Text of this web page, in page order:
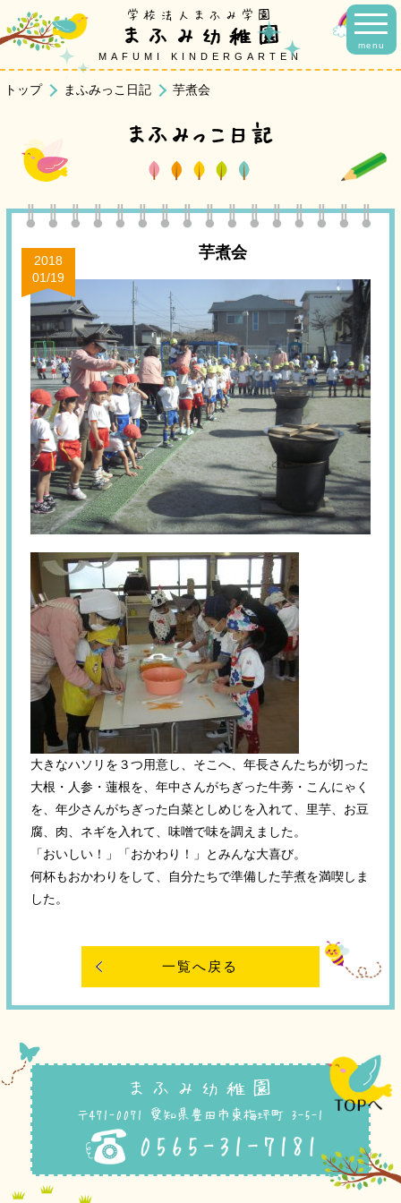
menu
学校法人まふみ学園
まふみ幼稚園
MAFUMI KINDERGARTEN
トップ まふみっこ日記 芋煮会
まふみっこ日記
芋煮会
2018
01/19
大きなハソリを３つ用意し、そこへ、年長さんたちが切った
大根・人参・蓮根を、年中さんがちぎった牛蒡・こんにゃく
を、年少さんがちぎった白菜としめじを入れて、里芋、お豆
腐、肉、ネギを入れて、味噌で味を調えました。
「おいしい！」「おかわり！」とみんな大喜び。
何杯もおかわりをして、自分たちで準備した芋煮を満喫しま
した。
一覧へ戻る
まふみ幼稚園
〒471-0071 愛知県豊田市東梅坪町 3-5-1